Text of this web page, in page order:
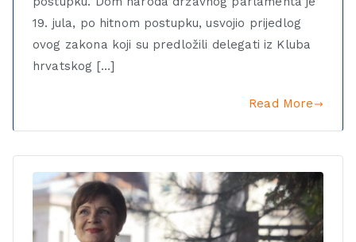
19. jula, po hitnom postupku, usvojio prijedlog
ovog zakona koji su predložili delegati iz Kluba
hrvatskog […]
Read More